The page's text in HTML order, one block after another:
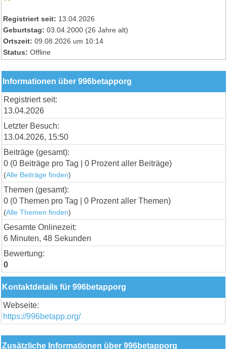
Registriert seit: 13.04.2026
Geburtstag: 03.04.2000 (26 Jahre alt)
Ortszeit: 09.08.2026 um 10:14
Status: Offline
Informationen über 996betapporg
Registriert seit:
13.04.2026
Letzter Besuch:
13.04.2026, 15:50
Beiträge (gesamt):
0 (0 Beiträge pro Tag | 0 Prozent aller Beiträge)
(Alle Beiträge finden)
Themen (gesamt):
0 (0 Themen pro Tag | 0 Prozent aller Themen)
(Alle Themen finden)
Gesamte Onlinezeit:
6 Minuten, 48 Sekunden
Bewertung:
0
Kontaktdetails für 996betapporg
Webseite:
https://996betapp.org/
Zusätzliche Informationen über 996betapporg